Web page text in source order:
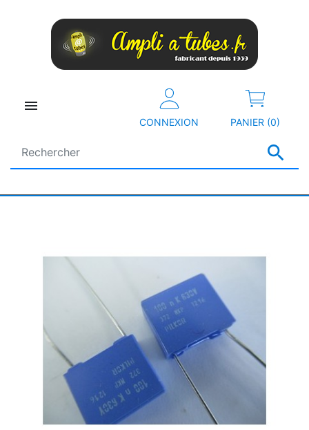


CONNEXION PANIER (0)